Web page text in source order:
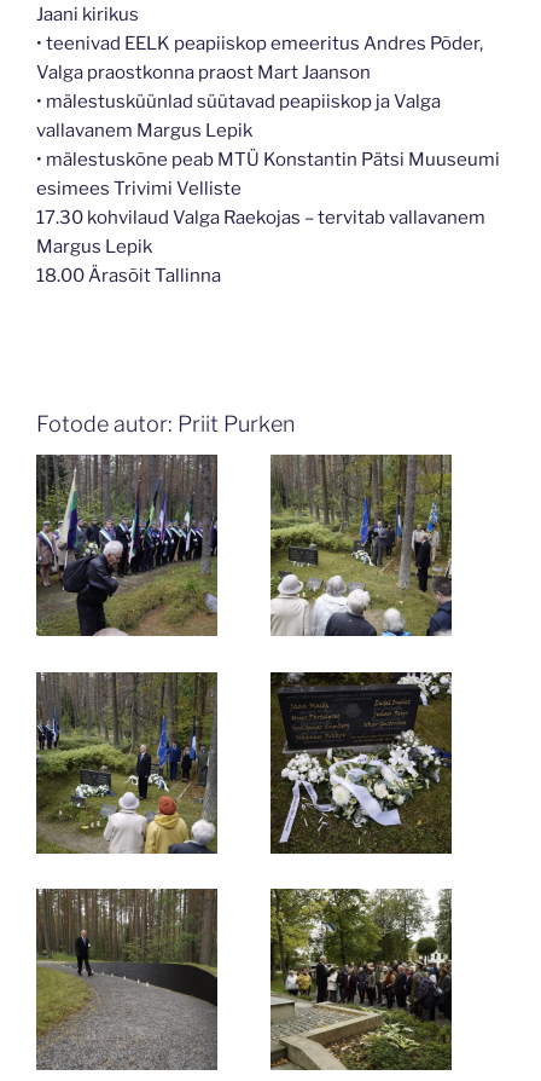
Jaani kirikus
• teenivad EELK peapiiskop emeeritus Andres Põder,
Valga praostkonna praost Mart Jaanson
• mälestusküünlad süütavad peapiiskop ja Valga
vallavanem Margus Lepik
• mälestuskõne peab MTÜ Konstantin Pätsi Muuseumi
esimees Trivimi Velliste
17.30 kohvilaud Valga Raekojas – tervitab vallavanem
Margus Lepik
18.00 Ärasõit Tallinna
Fotode autor: Priit Purken